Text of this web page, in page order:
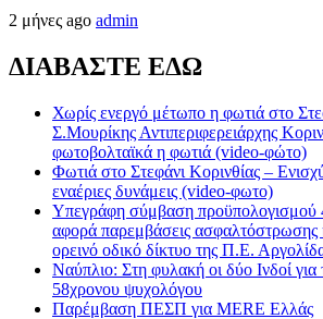
2 μήνες ago admin
ΔΙΑΒΑΣΤΕ ΕΔΩ
Χωρίς ενεργό μέτωπο η φωτιά στο
Σ.Μουρίκης Αντιπεριφερειάρχης
φωτοβολταϊκά η φωτιά (video-φώτο)
Φωτιά στο Στεφάνι Κορινθίας –
εναέριες δυνάμεις (video-φωτο)
Υπεγράφη σύμβαση προϋπολογισμού
αφορά παρεμβάσεις ασφαλτόστρωσης
ορεινό οδικό δίκτυο της Π.Ε.
Ναύπλιο: Στη φυλακή οι δύο Ινδοί για
58χρονου ψυχολόγου
Παρέμβαση ΠΕΣΠ για MERE Ελλάς